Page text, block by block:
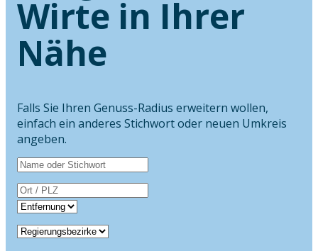
Wirte in Ihrer
Nähe
Falls Sie Ihren Genuss-Radius erweitern wollen,
einfach ein anderes Stichwort oder neuen Umkreis
angeben.